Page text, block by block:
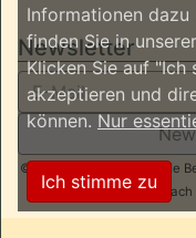
Newsletter
© 2026 ReggaeInBerlin.de
nur
Informationen dazu
finden Sie in unserer
Klicken Sie auf "Ich
akzeptieren und
können.Nur
Ich stimme zu